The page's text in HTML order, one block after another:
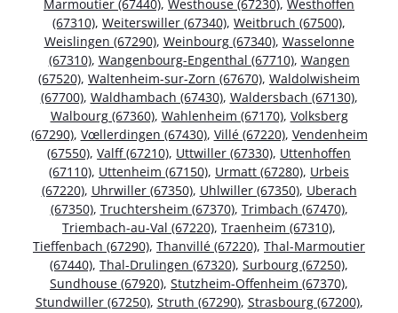
Marmoutier (67440), Westhouse (67230), Westhoffen
(67310), Weiterswiller (67340), Weitbruch (67500),
Weislingen (67290), Weinbourg (67340), Wasselonne
(67310), Wangenbourg-Engenthal (67710), Wangen
(67520), Waltenheim-sur-Zorn (67670), Waldolwisheim
(67700), Waldhambach (67430), Waldersbach (67130),
Walbourg (67360), Wahlenheim (67170), Volksberg
(67290), Vœllerdingen (67430), Villé (67220), Vendenheim
(67550), Valff (67210), Uttwiller (67330), Uttenhoffen
(67110), Uttenheim (67150), Urmatt (67280), Urbeis
(67220), Uhrwiller (67350), Uhlwiller (67350), Uberach
(67350), Truchtersheim (67370), Trimbach (67470),
Triembach-au-Val (67220), Traenheim (67310),
Tieffenbach (67290), Thanvillé (67220), Thal-Marmoutier
(67440), Thal-Drulingen (67320), Surbourg (67250),
Sundhouse (67920), Stutzheim-Offenheim (67370),
Stundwiller (67250), Struth (67290), Strasbourg (67200),